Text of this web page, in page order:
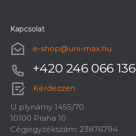
Kapcsolat
e-shop@uni-max.hu
+420 246 066 136
Kérdezzen
U plynárny 1455/70
10100 Praha 10
Cégjegyzékszám: 23876794